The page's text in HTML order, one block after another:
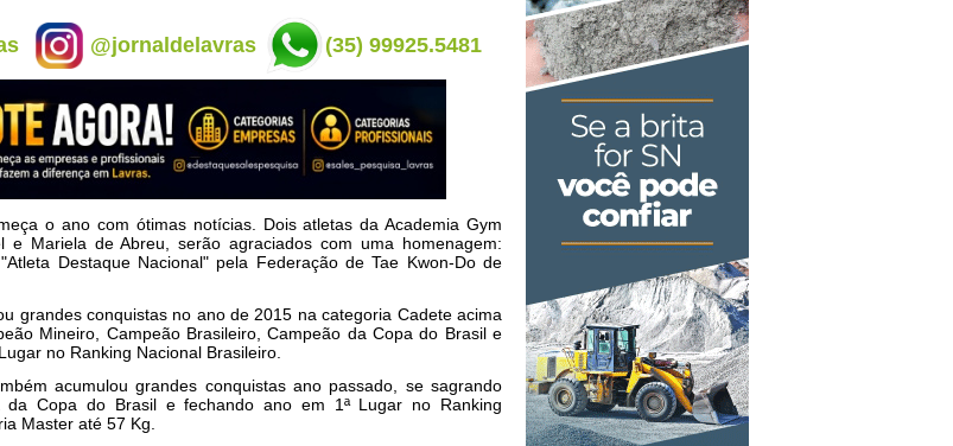
@jornaldelavras (35) 99925.5481
o ano com ótimas notícias. Dois atletas da Academia Gym
e Mariela de Abreu, serão agraciados com uma homenagem:
Destaque Nacional" pela Federação deTae Kwon-Do de
grandes conquistas no ano de 2015 na categoria Cadete acima
Mineiro, Campeão Brasileiro, Campeão da Copado Brasil e
no Ranking Nacional Brasileiro.
acumulou grandes conquistas ano passado, se sagrando
da Copa do Brasil e fechando ano em 1ª Lugar no Ranking
Master até 57 Kg.